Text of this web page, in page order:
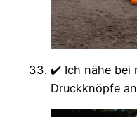
✔️ Ich nähe bei
Druckknöpfe an